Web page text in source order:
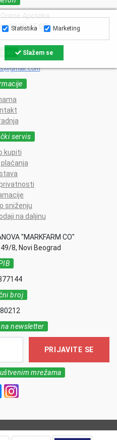
Online Apoteka
10:00-15:00h
servis
kupiti
sniženju
na daljinu
"MARKFARM CO"
8, Novi Beograd
broj
newsletter
PRIJAVITE SE
mrežama
Statistika Marketing
Slažem se